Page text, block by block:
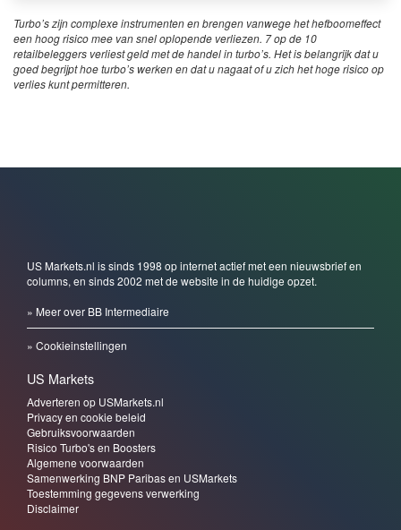
Turbo’s zijn complexe instrumenten en brengen vanwege het hefboomeffect
een hoog risico mee van snel oplopende verliezen. 7 op de 10
retailbeleggers verliest geld met de handel in turbo’s. Het is belangrijk dat u
goed begrijpt hoe turbo’s werken en dat u nagaat of u zich het hoge risico op
verlies kunt permitteren.
US Markets.nl is sinds 1998 op internet actief met een nieuwsbrief en
columns, en sinds 2002 met de website in de huidige opzet.
» Meer over BB Intermediaire
» Cookieinstellingen
US Markets
Adverteren op USMarkets.nl
Privacy en cookie beleid
Gebruiksvoorwaarden
Risico Turbo's en Boosters
Algemene voorwaarden
Samenwerking BNP Paribas en USMarkets
Toestemming gegevens verwerking
Disclaimer